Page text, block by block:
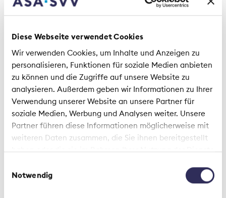
Diese Webseite verwendet Cookies
Wir verwenden Cookies, um Inhalte und Anzeigen zu
personalisieren, Funktionen für soziale Medien anbieten
zu können und die Zugriffe auf unsere Website zu
analysieren. Außerdem geben wir Informationen zu Ihrer
Verwendung unserer Website an unsere Partner für
soziale Medien, Werbung und Analysen weiter. Unsere
Partner führen diese Informationen möglicherweise mit
weiteren Daten zusammen, die Sie ihnen bereitgestellt
haben oder die sie im Rahmen Ihrer Nutzung der Dienste
Notwendig
Regelwerk | 1. Januar 2023
Abkommen zur Regulierung von
UVG-Regressen